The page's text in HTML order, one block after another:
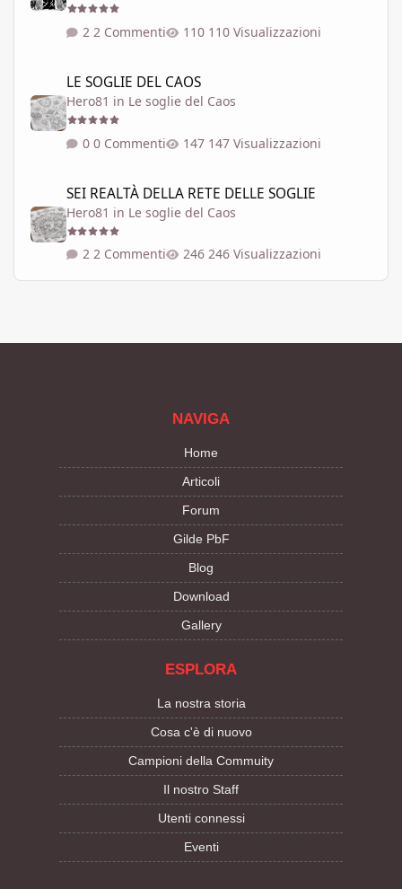
2 Commenti 110 Visualizzazioni
LE SOGLIE DEL CAOS
Hero81 in Le soglie del Caos
0 Commenti 147 Visualizzazioni
SEI REALTÀ DELLA RETE DELLE SOGLIE
Hero81 in Le soglie del Caos
2 Commenti 246 Visualizzazioni
NAVIGA
Home
Articoli
Forum
Gilde PbF
Blog
Download
Gallery
ESPLORA
La nostra storia
Cosa c'è di nuovo
Campioni della Commuity
Il nostro Staff
Utenti connessi
Eventi